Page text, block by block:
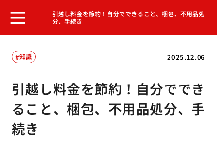
引越し料金を節約！自分でできること、梱包、不用品処
分、手続き
2025.12.06
知識
引越し料金を節約！自分ででき
ること、梱包、不用品処分、手
続き